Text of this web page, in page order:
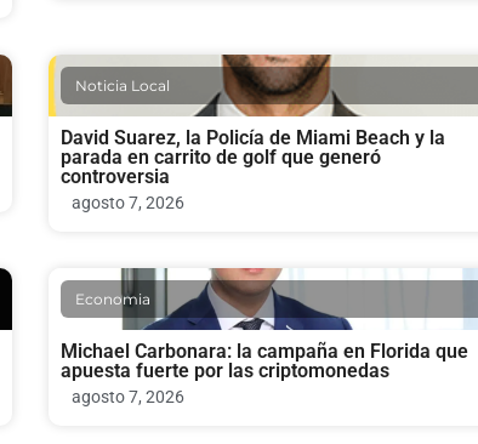
Noticia Local
David Suarez, la Policía de Miami Beach y la
parada en carrito de golf que generó
controversia
agosto 7, 2026
Economia
Michael Carbonara: la campaña en Florida que
apuesta fuerte por las criptomonedas
agosto 7, 2026